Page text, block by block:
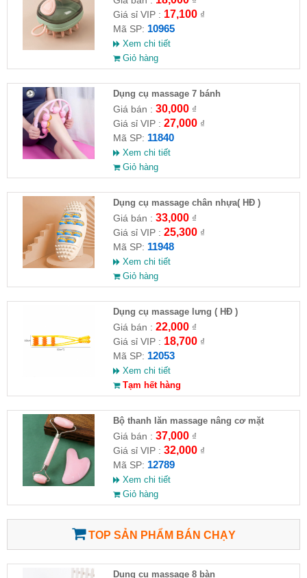
Giá sỉ VIP : 17,100₫
Mã SP: 10965
Xem chi tiết
Giỏ hàng
Dụng cụ massage 7 bánh
Giá bán : 30,000₫
Giá sỉ VIP : 27,000₫
Mã SP: 11840
Xem chi tiết
Giỏ hàng
Dụng cụ massage chân nhựa( HĐ )
Giá bán : 33,000₫
Giá sỉ VIP : 25,300₫
Mã SP: 11948
Xem chi tiết
Giỏ hàng
Dụng cụ massage lưng ( HĐ )
Giá bán : 22,000₫
Giá sỉ VIP : 18,700₫
Mã SP: 12053
Xem chi tiết
Tạm hết hàng
Bộ thanh lăn massage nâng cơ mặt
Giá bán : 37,000₫
Giá sỉ VIP : 32,000₫
Mã SP: 12789
Xem chi tiết
Giỏ hàng
TOP SẢN PHẨM BÁN CHẠY
Dụng cụ massage 8 bàn